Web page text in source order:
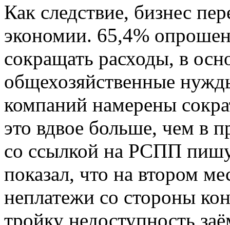
Как следствие, бизнес
экономии. 65,4%
сокращать расходы, в
общехозяйственные
компаний намерены
это вдвое больше, чем в
со ссылкой на РСПП
показал, что на втором
неплатежи со стороны
тройку недоступность